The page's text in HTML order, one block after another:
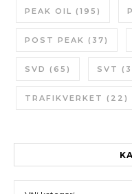
PEAK OIL (195)
POST PEAK (37)
SVD (65) SVT
TRAFIKVERKET (22)